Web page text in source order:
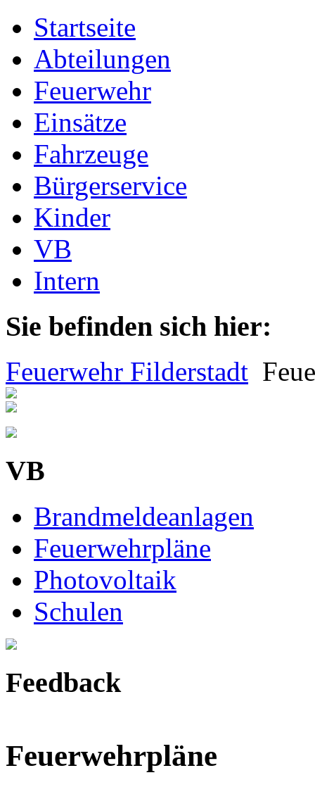
Startseite
Abteilungen
Feuerwehr
Einsätze
Fahrzeuge
Bürgerservice
Kinder
VB
Intern
Sie befinden sich hier:
Feuerwehr Filderstadt
VB
Brandmeldeanlagen
Feuerwehrpläne
Photovoltaik
Schulen
Feedback
Feuerwehrpläne